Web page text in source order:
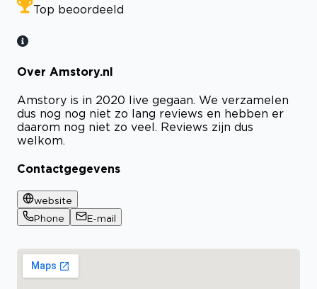
Top beoordeeld
Over Amstory.nl
Amstory is in 2020 live gegaan. We verzamelen
dus nog nog niet zo lang reviews en hebben er
daarom nog niet zo veel. Reviews zijn dus
welkom.
Contactgegevens
website
Phone
E-mail